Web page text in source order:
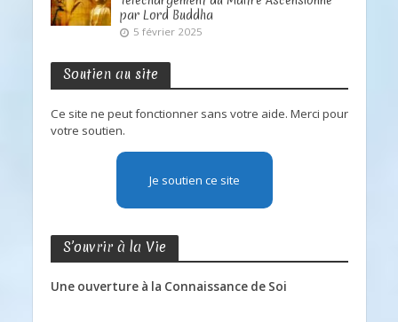
par Lord Buddha
5 février 2025
Soutien au site
Ce site ne peut fonctionner sans votre aide. Merci pour
votre soutien.
Je soutien ce site
S’ouvrir à la Vie
Une ouverture à la Connaissance de Soi